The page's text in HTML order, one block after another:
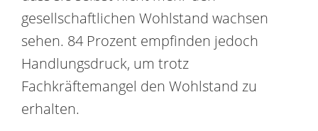
gesellschaftlichen Wohlstand wachsen
sehen. 84 Prozent empfinden jedoch
Handlungsdruck, um trotz
Fachkräftemangel den Wohlstand zu
erhalten.